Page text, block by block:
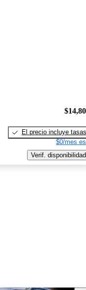
El precio incluye tasas
$0/mes
Verif. disponibilidad